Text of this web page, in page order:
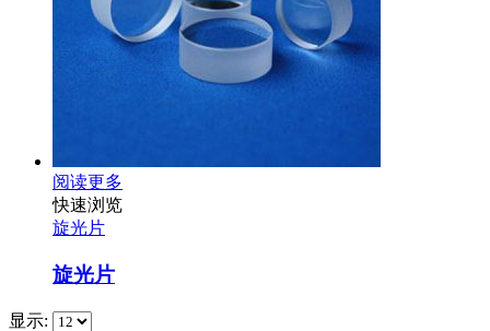
阅读更多
快速浏览
旋光片
旋光片
显示: